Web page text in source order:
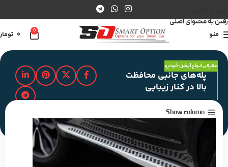
رفتن به محتوای اصلی
منو
0
معرفی انواع آپشن خودرو
پله‌های جانبی محافظت
بالا در کنار زیبایی
Show column